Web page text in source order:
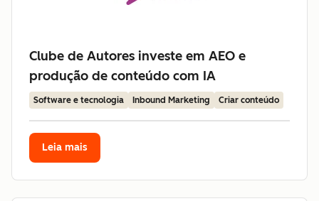
Clube de Autores investe em AEO e
produção de conteúdo com IA
Software e tecnologia Inbound Marketing Criar conteúdo
Leia mais